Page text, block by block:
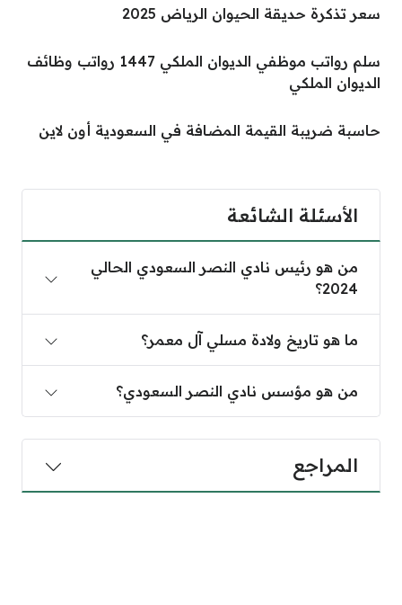
سعر تذكرة حديقة الحيوان الرياض 2025
سلم رواتب موظفي الديوان الملكي 1447 رواتب وظائف
الديوان الملكي
حاسبة ضريبة القيمة المضافة في السعودية أون لاين
الأسئلة الشائعة
من هو رئيس نادي النصر السعودي الحالي
2024؟
ما هو تاريخ ولادة مسلي آل معمر؟
من هو مؤسس نادي النصر السعودي؟
المراجع